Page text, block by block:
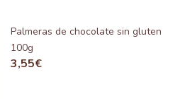
Palmeras de chocolate sin gluten
100g
3,55€